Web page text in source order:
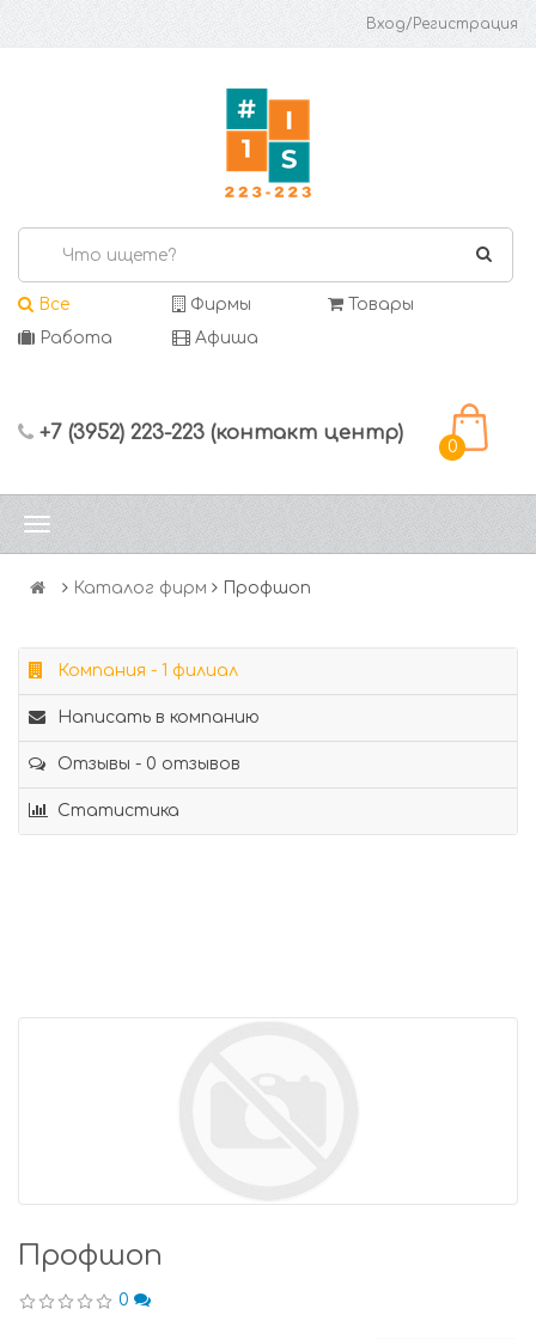
Вход/Регистрация
Все Фирмы
Товары
Работа
Афиша
+7 (3952) 223-223 (контакт центр)
0
Каталог фирм Профшоп
Компания - 1 филиал
Написать в компанию
Отзывы - 0 отзывов
Статистика
Профшоп
0